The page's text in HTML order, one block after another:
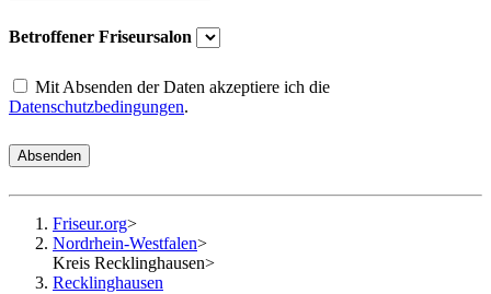
Betroffener Friseursalon
Mit Absenden der Daten akzeptiere ich die
Datenschutzbedingungen.
Absenden
Friseur.org>
Nordrhein-Westfalen>
Kreis Recklinghausen>
Recklinghausen